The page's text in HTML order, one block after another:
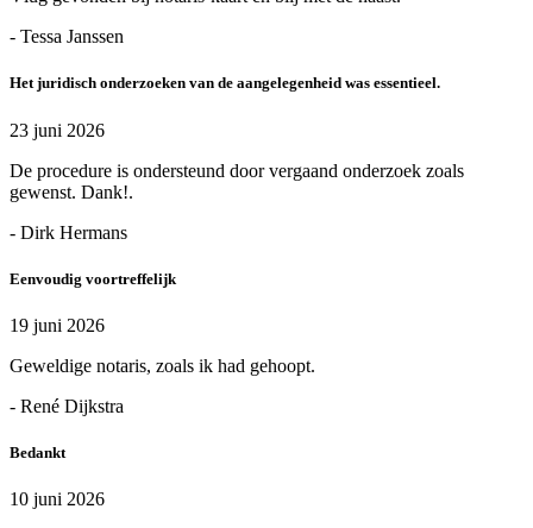
- Tessa Janssen
Het juridisch onderzoeken van de aangelegenheid was essentieel.
23 juni 2026
De procedure is ondersteund door vergaand onderzoek zoals
gewenst. Dank!.
- Dirk Hermans
Eenvoudig voortreffelijk
19 juni 2026
Geweldige notaris, zoals ik had gehoopt.
- René Dijkstra
Bedankt
10 juni 2026